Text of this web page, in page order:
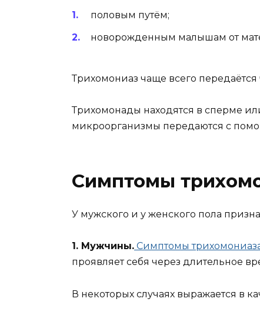
половым путём;
новорожденным малышам от
Трихомониаз чаще всего
Трихомонады находятся в сперме
микроорганизмы передаются с
Симптомы
У мужского и у женского пола
1. Мужчины. Симптомы
проявляет себя через длительное
В некоторых случаях выражается в